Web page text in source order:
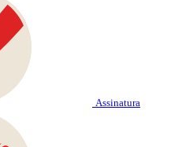
Assinatura